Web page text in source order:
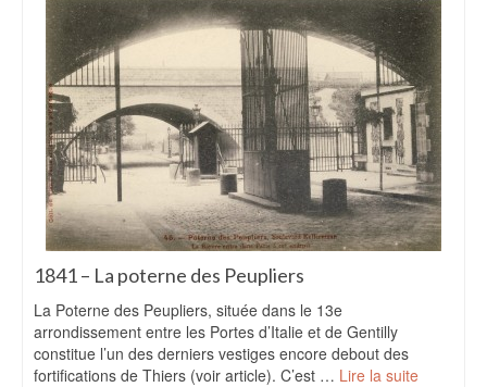
1841 – La poterne des Peupliers
La Poterne des Peupliers, située dans le 13e
arrondissement entre les Portes d’Italie et de Gentilly
constitue l’un des derniers vestiges encore debout des
fortifications de Thiers (voir article). C’est … Lire la suite